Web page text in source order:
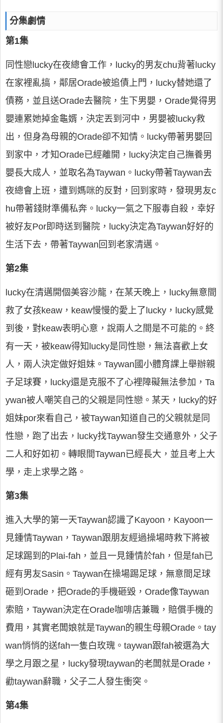
分集劇情
第1集
同性戀lucky在夜總會工作，lucky的男友chu背著lucky
在家裡亂搞，鄰居Orade被追債上門，lucky替她還了
債務，並且送Orade去醫院，生下男嬰，Orade覺得男
嬰連累她掉金龜婿，決定丟到河中，男嬰被lucky救
出，但身為母親的Orade卻不知情。lucky帶著男嬰回
到家中，才知Orade已經離開，lucky決定自己撫養男
嬰長大成人，並取名為Taywan。lucky帶著Taywan去
夜總會上班，遭到媽咪的反對，回到家時，發現男友c
hu帶著錢財準備私奔。lucky一氣之下服毒自殺，幸好
被好友Por即時送到醫院，lucky決定為Taywan好好的
生活下去，帶著Taywan回到老家清邁。
第2集
lucky在清邁開個美容沙龍，在某天晚上，lucky無意間
救了女孩keaw，keaw慢慢的愛上了lucky，lucky感覺
到後，對keaw表明心意，說兩人之間是不可能的。終
有一天，被keaw得知lucky是同性戀，無法喜歡上女
人，兩人決定做好姐妹。Taywan國小體育課上舉辦親
子足球賽，lucky還是克服不了心裡障礙無法參加，Ta
ywan被人嘲笑自己的父親是同性戀。某天，lucky的好
姐妹por來看自己，被Taywan知道自己的父親就是同
性戀，跑了出去，lucky找Taywan發生交通意外，父子
二人和好如初。轉眼間Taywan已經長大，並且考上大
學，走上求學之路。
第3集
進入大學的第一天Taywan認識了Kayoon，Kayoon一
見鍾情Taywan，Taywan跟朋友經過操場時救下將被
足球踢到的Plai-fah，並且一見鍾情於fah，但是fah已
經有男友Sasin。Taywan在操場踢足球，無意間足球
砸到Orade，把Orade的手機砸毀，Orade像Taywan
索賠，Taywan決定在Orade咖啡店兼職，賠償手機的
費用，其實老闆娘就是Taywan的親生母親Orade。tay
wan悄悄的送fah一隻白玫瑰。taywan跟fah被選為大
學之月跟之星，lucky發現taywan的老闆就是Orade，
勸taywan辭職，父子二人發生衝突。
第4集